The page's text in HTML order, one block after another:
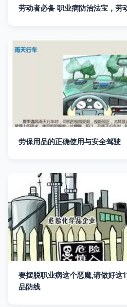
劳动者必备 职业病防治法宝，劳
劳保用品的正确使用与安全驾驶
要摆脱职业病这个恶魔,请做好这
品防线